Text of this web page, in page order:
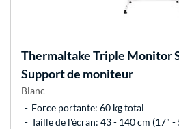
ThermaltakeTriple Monitor
Support de moniteur
Blanc
Force portante: 60 kg total
Taille de l'écran: 43 - 140 cm (17" -